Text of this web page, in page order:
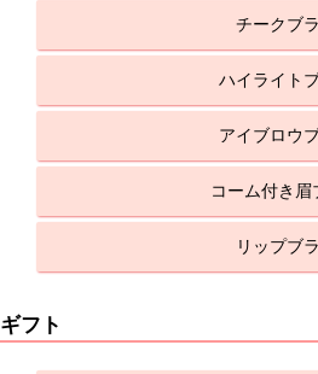
チークブ
ハイライト
アイブロウ
コーム付き眉
リップブ
ギフト